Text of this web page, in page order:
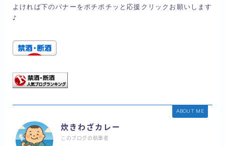
よければ下のバナーをポチポチッと応援クリックお願いします
♪
ABOUT ME
炊きわざカレー
このブログの執筆者